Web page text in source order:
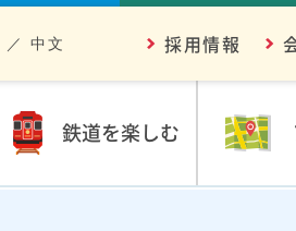
鉄道を楽しむ
採用情報
中文